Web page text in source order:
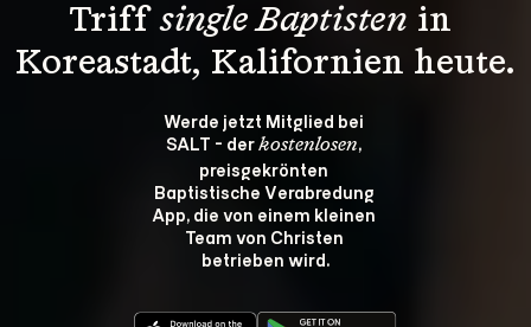
Triff single Baptisten in
Koreastadt, Kalifornien heute.
Werde jetzt Mitglied bei
SALT - der kostenlosen,
preisgekrönten
Baptistische Verabredung
App, die von einem kleinen
Team von Christen
betrieben wird.